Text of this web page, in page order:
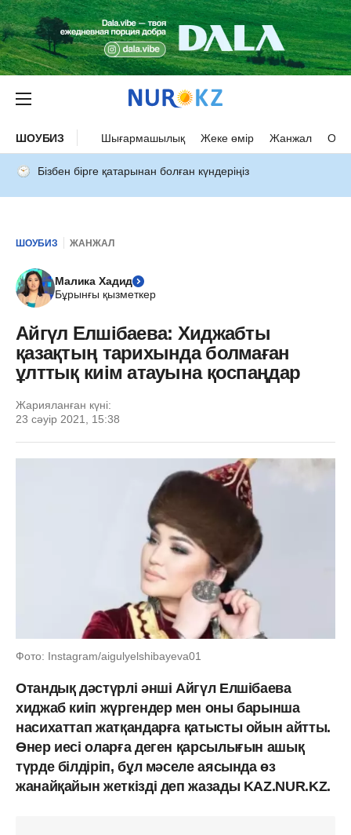
ШОУБИЗ Шығармашылық Жеке өмір Жанжал
Бізбен бірге қатарынан болған күндеріңіз
ШОУБИЗ ЖАНЖАЛ
Малика Хадид
Бұрынғы қызметкер
Айгүл Елшібаева: Хиджабты
қазақтың тарихында болмаған
ұлттық киім атауына қоспаңдар
Жарияланған күні:
23 сәуір 2021, 15:38
Фото: Instagram/aigulyelshibayeva01
Отандық дәстүрлі әнші Айгүл Елшібаева
хиджаб киіп жүргендер мен оны барынша
насихаттап жатқандарға қатысты ойын айтты.
Өнер иесі оларға деген қарсылығын ашық
түрде білдіріп, бұл мәселе аясында өз
жанайқайын жеткізді деп жазады KAZ.NUR.KZ.